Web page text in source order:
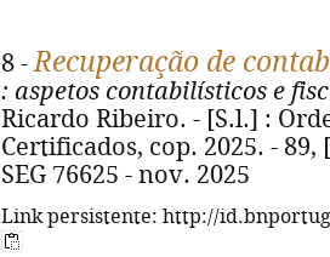
8 -Recuperação de
: aspetos contabilísticos e
Ricardo Ribeiro. - [S.l.] :
Certificados, cop. 2025. -
SEG 76625 - nov. 2025
Link persistente: http://